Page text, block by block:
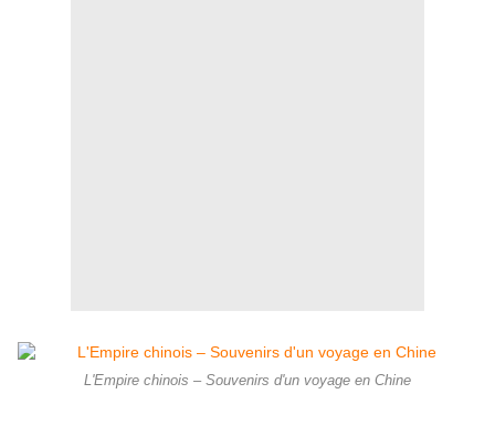
L'Empire chinois – Souvenirs d'un voyage en Chine